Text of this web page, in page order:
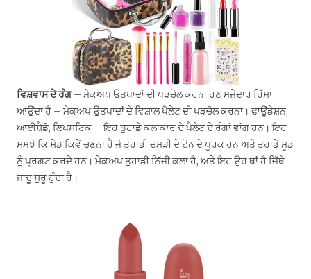
ਵਿਸ਼ਵਾਸ ਦੇ ਰੰਗ– ਮੇਕਅਪ ਉਤਪਾਦਾਂ ਦੀ ਪੜਚੋਲ ਕਰਨਾ ਹੁਣ ਮਜ਼ੇਦਾਰ ਹਿੱਸਾ
ਆਉਂਦਾ ਹੈ – ਮੇਕਅਪ ਉਤਪਾਦਾਂ ਦੇ ਵਿਸ਼ਾਲ ਪੈਲੇਟ ਦੀ ਪੜਚੋਲ ਕਰਨਾ। ਫਾਊਂਡੇਸ਼ਨ,
ਆਈਸ਼ੈਡੋ, ਲਿਪਸਟਿਕ – ਇਹ ਤੁਹਾਡੇ ਕਲਾਕਾਰ ਦੇ ਪੈਲੇਟ ਦੇ ਰੰਗਾਂ ਵਾਂਗ ਹਨ। ਇਹ
ਸਮਝੋ ਕਿ ਸ਼ੇਡ ਕਿਵੇਂ ਚੁਣਨਾ ਹੈ ਜੋ ਤੁਹਾਡੀ ਚਮੜੀ ਦੇ ਟੋਨ ਦੇ ਪੂਰਕ ਹਨ ਅਤੇ ਤੁਹਾਡੇ ਮੂਡ
ਨੂੰ ਪ੍ਰਗਟ ਕਰਦੇ ਹਨ। ਮੇਕਅਪ ਤੁਹਾਡੀ ਨਿੱਜੀ ਕਲਾ ਹੈ, ਅਤੇ ਇਹ ਉਹ ਥਾਂ ਹੈ ਜਿੱਥੇ
ਜਾਦੂ ਸ਼ੁਰੂ ਹੁੰਦਾ ਹੈ।